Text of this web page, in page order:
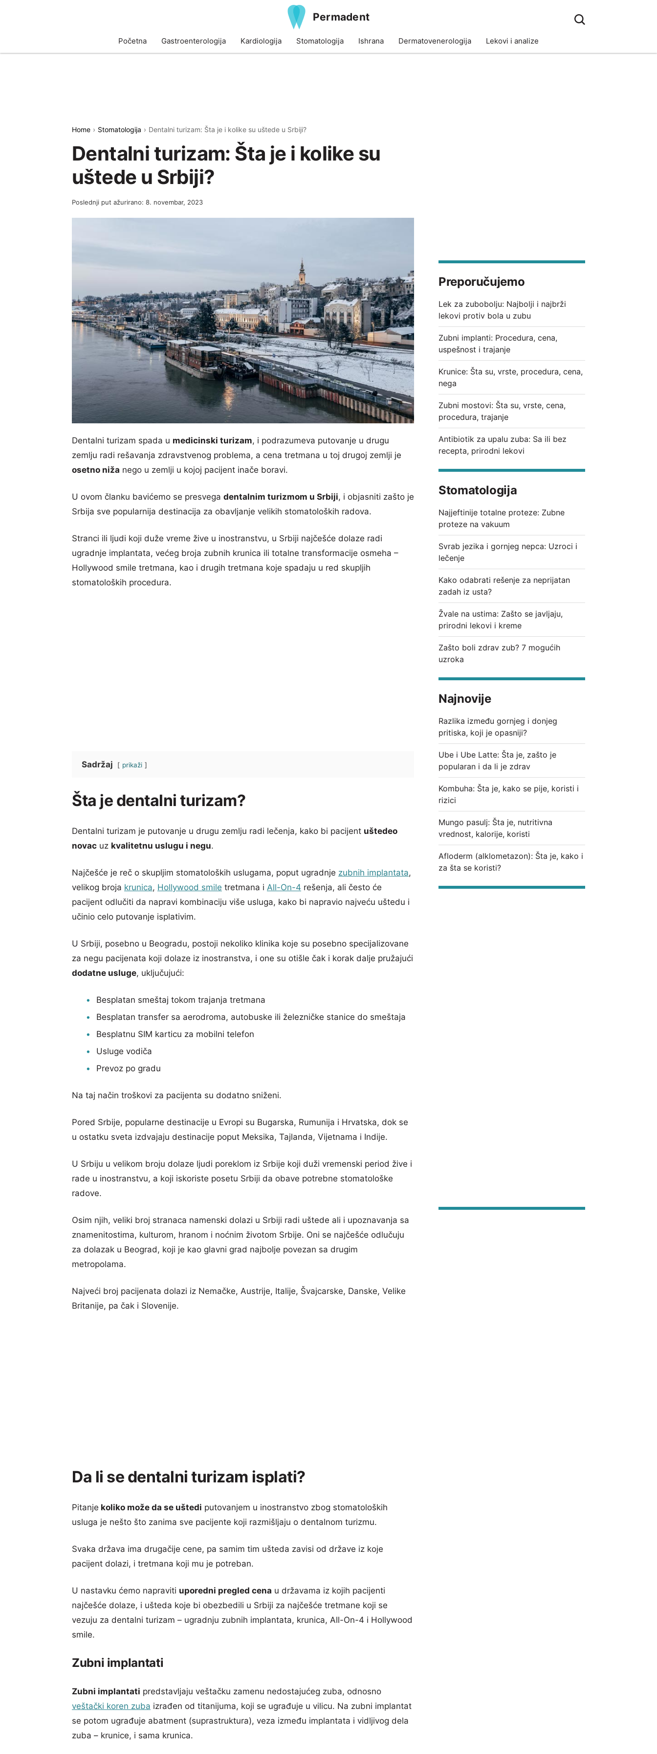
Permadent
Početna Gastroenterologija Kardiologija Stomatologija Ishrana Dermatovenerologija Lekovi i analize
Home Stomatologija Dentalni turizam: Šta je i kolike su uštede u Srbiji?
Dentalni turizam: Šta je i kolike su
uštede u Srbiji?
Poslednji put ažurirano: 8. novembar, 2023
Dentalni turizam spada u medicinski turizam, i podrazumeva putovanje u drugu
zemlju radi rešavanja zdravstvenog problema, a cena tretmana u toj drugoj zemlji je
osetno niža nego u zemlji u kojoj pacijent inače boravi.
U ovom članku bavićemo se presvega dentalnim turizmom u Srbiji, i objasniti zašto je
Srbija sve popularnija destinacija za obavljanje velikih stomatoloških radova.
Stranci ili ljudi koji duže vreme žive u inostranstvu, u Srbiji najčešće dolaze radi
ugradnje implantata, većeg broja zubnih krunica ili totalne transformacije osmeha –
Hollywood smile tretmana, kao i drugih tretmana koje spadaju u red skupljih
stomatoloških procedura.
Sadržaj prikaži
Šta je dentalni turizam?
Dentalni turizam je putovanje u drugu zemlju radi lečenja, kako bi pacijent uštedeo
novac uz kvalitetnu uslugu i negu.
Najčešće je reč o skupljim stomatoloških uslugama, poput ugradnje zubnih implantata,
velikog broja krunica, Hollywood smile tretmana i All-On-4 rešenja, ali često će
pacijent odlučiti da napravi kombinaciju više usluga, kako bi napravio najveću uštedu i
učinio celo putovanje isplativim.
U Srbiji, posebno u Beogradu, postoji nekoliko klinika koje su posebno specijalizovane
za negu pacijenata koji dolaze iz inostranstva, i one su otišle čak i korak dalje pružajući
dodatne usluge, uključujući:
Besplatan smeštaj tokom trajanja tretmana
Besplatan transfer sa aerodroma, autobuske ili železničke stanice do smeštaja
Besplatnu SIM karticu za mobilni telefon
Usluge vodiča
Prevoz po gradu
Na taj način troškovi za pacijenta su dodatno sniženi.
Pored Srbije, popularne destinacije u Evropi su Bugarska, Rumunija i Hrvatska, dok se
u ostatku sveta izdvajaju destinacije poput Meksika, Tajlanda, Vijetnama i Indije.
U Srbiju u velikom broju dolaze ljudi poreklom iz Srbije koji duži vremenski period žive i
rade u inostranstvu, a koji iskoriste posetu Srbiji da obave potrebne stomatološke
radove.
Osim njih, veliki broj stranaca namenski dolazi u Srbiji radi uštede ali i upoznavanja sa
znamenitostima, kulturom, hranom i noćnim životom Srbije. Oni se najčešće odlučuju
za dolazak u Beograd, koji je kao glavni grad najbolje povezan sa drugim
metropolama.
Najveći broj pacijenata dolazi iz Nemačke, Austrije, Italije, Švajcarske, Danske, Velike
Britanije, pa čak i Slovenije.
Da li se dentalni turizam isplati?
Pitanje koliko može da se uštedi putovanjem u inostranstvo zbog stomatoloških
usluga je nešto što zanima sve pacijente koji razmišljaju o dentalnom turizmu.
Svaka država ima drugačije cene, pa samim tim ušteda zavisi od države iz koje
pacijent dolazi, i tretmana koji mu je potreban.
U nastavku ćemo napraviti uporedni pregled cena u državama iz kojih pacijenti
najčešće dolaze, i ušteda koje bi obezbedili u Srbiji za najčešće tretmane koji se
vezuju za dentalni turizam – ugradnju zubnih implantata, krunica, All-On-4 i Hollywood
smile.
Zubni implantati
Zubni implantati predstavljaju veštačku zamenu nedostajućeg zuba, odnosno
veštački koren zuba izrađen od titanijuma, koji se ugrađuje u vilicu. Na zubni implantat
se potom ugrađuje abatment (suprastruktura), veza između implantata i vidljivog dela
zuba – krunice, i sama krunica.
Preporučujemo
Lek za zubobolju: Najbolji i najbrži
lekovi protiv bola u zubu
Zubni implanti: Procedura, cena,
uspešnost i trajanje
Krunice: Šta su, vrste, procedura, cena,
nega
Zubni mostovi: Šta su, vrste, cena,
procedura, trajanje
Antibiotik za upalu zuba: Sa ili bez
recepta, prirodni lekovi
Stomatologija
Najjeftinije totalne proteze: Zubne
proteze na vakuum
Svrab jezika i gornjeg nepca: Uzroci i
lečenje
Kako odabrati rešenje za neprijatan
zadah iz usta?
Žvale na ustima: Zašto se javljaju,
prirodni lekovi i kreme
Zašto boli zdrav zub? 7 mogućih
uzroka
Najnovije
Razlika između gornjeg i donjeg
pritiska, koji je opasniji?
Ube i Ube Latte: Šta je, zašto je
popularan i da li je zdrav
Kombuha: Šta je, kako se pije, koristi i
rizici
Mungo pasulj: Šta je, nutritivna
vrednost, kalorije, koristi
Afloderm (alklometazon): Šta je, kako i
za šta se koristi?